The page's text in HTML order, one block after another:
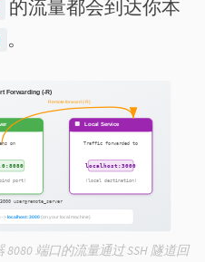
的流量都会到达你本
。
端口的流量通过 SSH 隧道回